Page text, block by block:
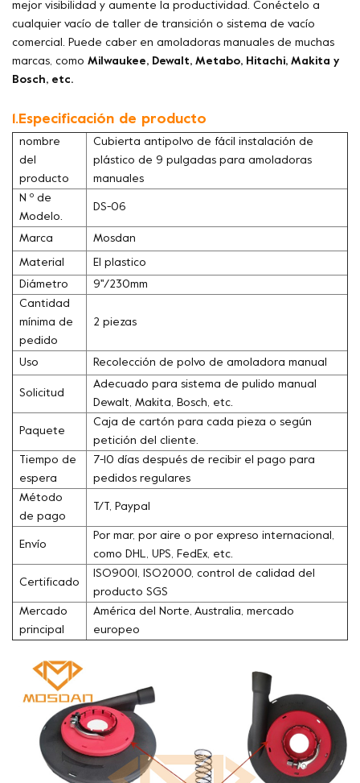
mejor visibilidad y aumente la productividad. Conéctelo a
cualquier vacío de taller de transición o sistema de vacío
comercial. Puede caber en amoladoras manuales de muchas
marcas, como Milwaukee, Dewalt, Metabo, Hitachi, Makita y
Bosch, etc.
1.Especificación de producto
nombre
del
producto
Cubierta antipolvo de fácil instalación de
plástico de 9 pulgadas para amoladoras
manuales
N º de
Modelo.
DS-06
Marca Mosdan
Material El plastico
Diámetro
9''/230mm
Cantidad
mínima de
pedido
2 piezas
Uso Recolección de polvo de amoladora manual
Solicitud
Adecuado para sistema de pulido manual
Dewalt, Makita, Bosch, etc.
Paquete
Caja de cartón para cada pieza o según
petición del cliente.
Tiempo de
espera
7-10 días después de recibir el pago para
pedidos regulares
Método
de pago
T/T, Paypal
Envío
Por mar, por aire o por expreso internacional,
como DHL, UPS, FedEx, etc.
Certificado
ISO9001, ISO2000, control de calidad del
producto SGS
Mercado
principal
América del Norte, Australia, mercado
europeo